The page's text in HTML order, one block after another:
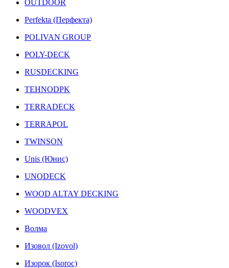
OUTDOOR
Perfekta (Перфекта)
POLIVAN GROUP
POLY-DECK
RUSDECKING
TEHNODPK
TERRADECK
TERRAPOL
TWINSON
Unis (Юнис)
UNODECK
WOOD ALTAY DECKING
WOODVEX
Волма
Изовол (Izovol)
Изорок (Isoroc)